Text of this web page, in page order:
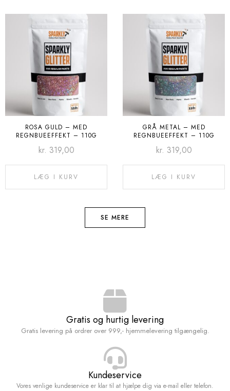
ROSA GULD – MED
REGNBUEEFFEKT – 110G
kr. 319,00
LÆG I KURV
GRÅ METAL – MED
REGNBUEEFFEKT – 110G
kr. 319,00
LÆG I KURV
SE MERE
Gratis og hurtig levering
Gratis levering på ordrer over 999,- hjemmelevering tilgængelig.
Kundeservice
Vores venlige kundeservice er klar til at hjælpe dig via e-mail eller telefon.